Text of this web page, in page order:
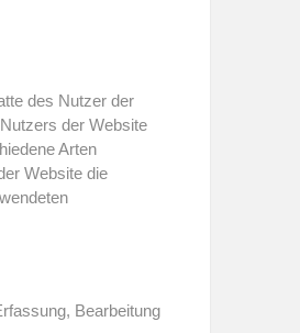
des Nutzer der
der Website
Arten
Website die
Bearbeitung